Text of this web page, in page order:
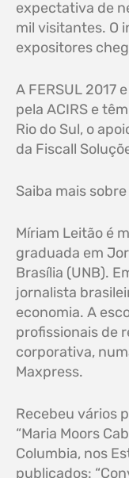
expectativa de
mil visitantes. O
expositores
A FERSUL 2017
pela ACIRS e
Rio do Sul, o
da Fiscall
Saiba mais
Míriam Leitão é
graduada em
Brasília (UNB).
jornalista
economia. A
profissionais de
corporativa,
Maxpress.
Recebeu vários
“Maria Moors
Columbia, nos
publicados: